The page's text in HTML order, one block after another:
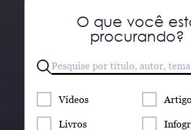
O que você
procurando?
Vídeos
Livros